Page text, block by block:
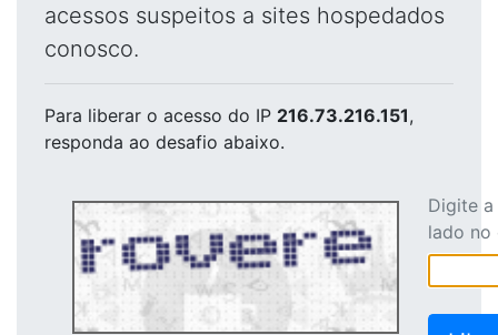
acessos suspeitos a sites hospedados
conosco.
Para liberar o acesso do IP 216.73.216.151,
responda ao desafio abaixo.
Digite
lado no